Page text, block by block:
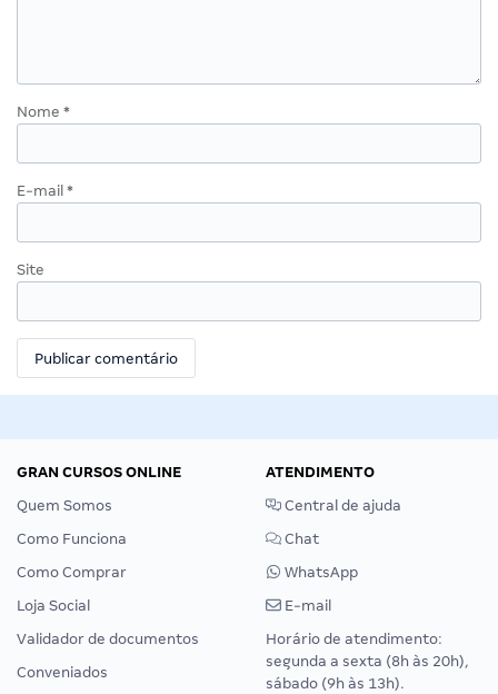
Nome *
E-mail *
Site
GRAN CURSOS ONLINE
Quem Somos
Como Funciona
Como Comprar
Loja Social
Validador de documentos
Conveniados
ATENDIMENTO
Central de ajuda
Chat
WhatsApp
E-mail
Horário de atendimento:
segunda a sexta (8h às 20h),
sábado (9h às 13h).